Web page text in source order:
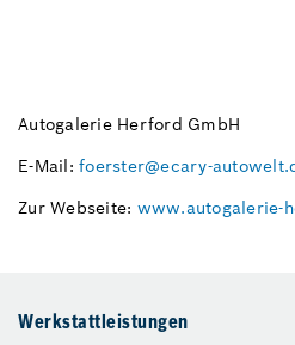
Autogalerie Herford GmbH
E-Mail: foerster@ecary-
Zur Webseite: www.autogalerie-
Werkstattleistungen